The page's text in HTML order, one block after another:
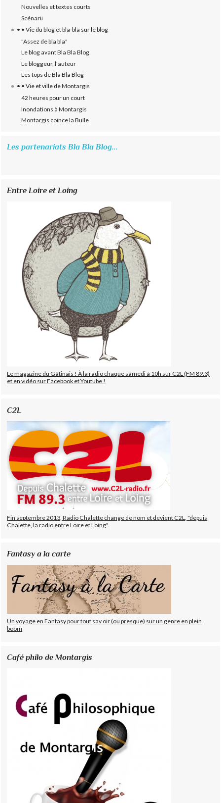
Nouvelles et textes courts
Scénarii
• • Vie du blog et bla-bla sur le blog
"Assez de bla bla"
Le blog avant Bla Bla Blog
Le bloggeur, l'auteur
Les tops de Bla Bla Blog
• • Vie et ville de Montargis
42 heures pour un court
Inondations à Montargis
Montargis coince la Bulle
Les partenariats Bla Bla Blog...
Entre Loire et Loing
Le magazine du Gâtinais ! À la radio chaque samedi à 10h sur C2L (FM 89.3)
et en vidéo sur Facebook et Youtube !
C2L
Fin septembre 2013, Radio Chalette change de nom et devient C2L, "depuis
Chalette, la radio entre Loire et Loing".
Fantasy a la carte
Un voyage en Fantasy pour tout sav oir (ou presque) sur un genre en plein
boom
Café philo de Montargis